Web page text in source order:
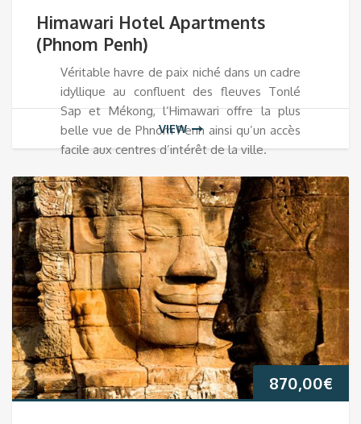
Himawari Hotel Apartments
(Phnom Penh)
Véritable havre de paix niché dans un cadre
idyllique au confluent des fleuves Tonlé
Sap et Mékong, l’Himawari offre la plus
belle vue de Phnom Penh ainsi qu’un accès
facile aux centres d’intérêt de la ville.
VIEW
870,00€